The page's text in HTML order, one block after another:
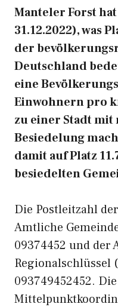
Manteler Forst
31.12.2022), was
der
Deutschland
eine
Einwohnern pro
zu einer Stadt
Besiedelung
damit auf Platz
besiedelten
Die Postleitzahl
Amtliche
09374452 und der
Regionalschlüssel
093749452452.